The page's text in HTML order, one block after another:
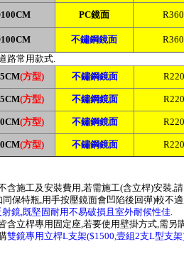
PC鏡面
不鏽鋼鏡面
路常用款式.
(方型) 不鏽鋼鏡面
(方型) 不鏽鋼鏡面
(方型) 不鏽鋼鏡面
(方型) 不鏽鋼鏡面
含施工及安裝費用,若需施工(含立桿)安裝,
同保特瓶,用手按壓鏡面會凹陷後回彈)較不
鏡,既堅固耐用不易破損且室外耐候性佳.
含立桿專用固定座,若要使用壁掛方式,需另
雙鏡專用立桿L支架($1500,壹組2支L型支架